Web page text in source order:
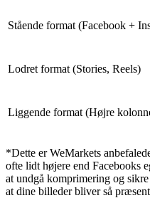
Stående format (Facebook +
Lodret format (Stories, Reels)
Liggende format (Højre
*Dette er WeMarkets
ofte lidt højere end Facebooks
at undgå komprimering og
at dine billeder bliver så